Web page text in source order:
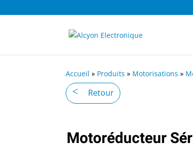
Accueil » Produits » Motorisations »
Retour
Motoréducteur